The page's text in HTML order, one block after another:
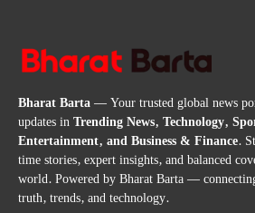
Bharat Barta— Your trusted global news
updates inTrending News, Technology,
Entertainment, and Business & Finance.
time stories, expert insights, and balanced
world. Powered by Bharat Barta —
truth, trends, and technology.